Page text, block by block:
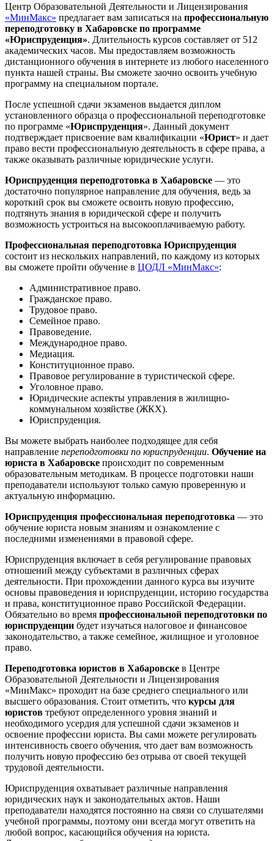
Центр Образовательной Деятельности и Лицензирования
«МинМакс» предлагает вам записаться на профессиональную
переподготовку в Хабаровске по программе
«Юриспруденция». Длительность курсов составляет от 512
академических часов. Мы предоставляем возможность
дистанционного обучения в интернете из любого населенного
пункта нашей страны. Вы сможете заочно освоить учебную
программу на специальном портале.
После успешной сдачи экзаменов выдается диплом
установленного образца о профессиональной переподготовке
по программе «Юриспруденция». Данный документ
подтверждает присвоение вам квалификации «Юрист» и дает
право вести профессиональную деятельность в сфере права, а
также оказывать различные юридические услуги.
Юриспруденция переподготовка в Хабаровске — это
достаточно популярное направление для обучения, ведь за
короткий срок вы сможете освоить новую профессию,
подтянуть знания в юридической сфере и получить
возможность устроиться на высокооплачиваемую работу.
Профессиональная переподготовка Юриспруденция
состоит из нескольких направлений, по каждому из которых
вы сможете пройти обучение в ЦОДЛ «МинМакс»:
Административное право.
Гражданское право.
Трудовое право.
Семейное право.
Правоведение.
Международное право.
Медиация.
Конституционное право.
Правовое регулирование в туристической сфере.
Уголовное право.
Юридические аспекты управления в жилищно-
коммунальном хозяйстве (ЖКХ).
Юриспруденция.
Вы можете выбрать наиболее подходящее для себя
направление переподготовки по юриспруденции. Обучение на
юриста в Хабаровске происходит по современным
образовательным методикам. В процессе подготовки наши
преподаватели используют только самую проверенную и
актуальную информацию.
Юриспруденция профессиональная переподготовка — это
обучение юриста новым знаниям и ознакомление с
последними изменениями в правовой сфере.
Юриспруденция включает в себя регулирование правовых
отношений между субъектами в различных сферах
деятельности. При прохождении данного курса вы изучите
основы правоведения и юриспруденции, историю государства
и права, конституционное право Российской Федерации.
Обязательно во время профессиональной переподготовки по
юриспруденции будет изучаться налоговое и финансовое
законодательство, а также семейное, жилищное и уголовное
право.
Переподготовка юристов в Хабаровске в Центре
Образовательной Деятельности и Лицензирования
«МинМакс» проходит на базе среднего специального или
высшего образования. Стоит отметить, что курсы для
юристов требуют определенного уровня знаний и
необходимого усердия для успешной сдачи экзаменов и
освоение профессии юриста. Вы сами можете регулировать
интенсивность своего обучения, что дает вам возможность
получить новую профессию без отрыва от своей текущей
трудовой деятельности.
Юриспруденция охватывает различные направления
юридических наук и законодательных актов. Наши
преподаватели находятся постоянно на связи со слушателями
учебной программы, поэтому они всегда могут ответить на
любой вопрос, касающийся обучения на юриста.